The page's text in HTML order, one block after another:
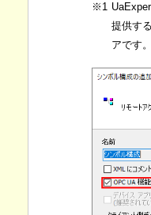
※1
提供す
アです。